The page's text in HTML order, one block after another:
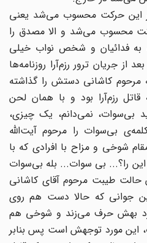
حرکت محسوب می‌شد یعنی
محسوب می‌شد و الا مصدق را
به فدائیان و شخص نواب خیلی
جریان ترور رزم‌آرا روزنامه‌ها
کاشانی دستش را گذاشته
رزم‌آرا بود و با همان لحن
نمی‌دانم، یک چیزی،
بی‌سوات را مرحوم آیت‌الله
شوخی و مزاح با افرادی که با
را؟... بی سوات... بله بی‌سوات
طیبت مرحوم آقای کاشانی
جوانی که حالا دست هم روی
بهش حرف می‌زند و شوخی هم
مورد توجهش است پس بنابر